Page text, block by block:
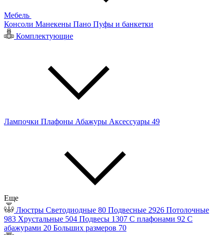
Мебель
Консоли Манекены Пано Пуфы и банкетки
Комплектующие
Лампочки Плафоны Абажуры Аксессуары 49
Еще
Люстры Светодиодные 80 Подвесные 2926 Потолочные
983 Хрустальные 504 Подвесы 1307 С плафонами 92 С
абажурами 20 Больших размеров 70